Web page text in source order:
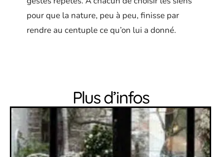
pour que la nature, peu à peu, finisse par
rendre au centuple ce qu’on lui a donné.
Plus d’infos